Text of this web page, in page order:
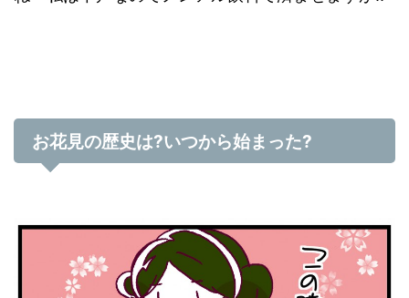
お花見の歴史は?いつから始まった?